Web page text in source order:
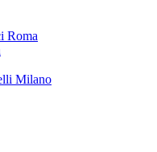
Roma
Milano